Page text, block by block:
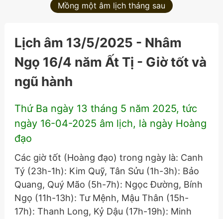
Mồng một âm lịch tháng sau
Lịch âm 13/5/2025 - Nhâm
Ngọ 16/4 năm Ất Tị - Giờ tốt và
ngũ hành
Thứ Ba ngày 13 tháng 5 năm 2025, tức
ngày 16-04-2025 âm lịch, là ngày Hoàng
đạo
Các giờ tốt (Hoàng đạo) trong ngày là: Canh
Tý (23h-1h): Kim Quỹ, Tân Sửu (1h-3h): Bảo
Quang, Quý Mão (5h-7h): Ngọc Đường, Bính
Ngọ (11h-13h): Tư Mệnh, Mậu Thân (15h-
17h): Thanh Long, Kỷ Dậu (17h-19h): Minh